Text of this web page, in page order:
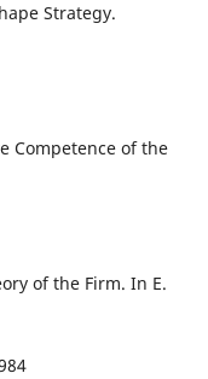
Strategy.
Competence of the
of the Firm. In E.